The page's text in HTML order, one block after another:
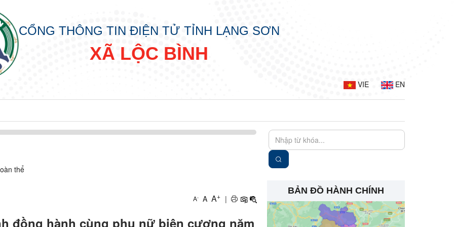
CỔNG THÔNG TIN ĐIỆN TỬ TỈNH LẠNG SƠN
XÃ LỘC BÌNH
VIE EN
thể
A- A A+ |
đồng hành cùng phụ nữ biên cương năm
BẢN ĐỒ HÀNH CHÍNH